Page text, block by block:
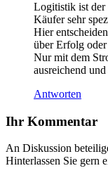
Logitistik ist der
Käufer sehr
Hier
über Erfolg
Nur mit dem
ausreichend
Antworten
Ihr Kommentar
An Diskussion
Hinterlassen Sie gern